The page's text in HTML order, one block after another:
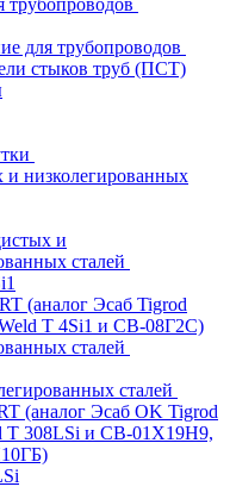
трубопроводов
для трубопроводов
стыков труб (ПСТ)
и низколегированных
и
сталей
(аналог Эсаб Tigrod
T 4Si1 и СВ-08Г2С)
сталей
сталей
(аналог Эсаб OK Tigrod
T 308LSi и СВ-01Х19Н9,